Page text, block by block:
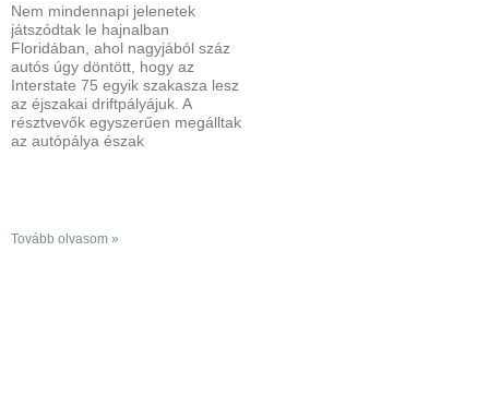
Nem mindennapi jelenetek
játszódtak le hajnalban
Floridában, ahol nagyjából száz
autós úgy döntött, hogy az
Interstate 75 egyik szakasza lesz
az éjszakai driftpályájuk. A
résztvevők egyszerűen megálltak
az autópálya észak
Tovább olvasom »